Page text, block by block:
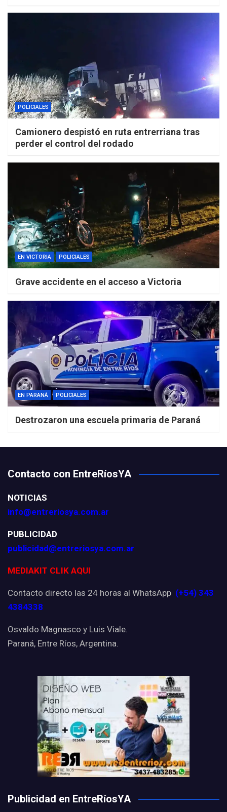
POLICIALES
Camionero despistó en ruta entrerriana tras
perder el control del rodado
EN VICTORIA POLICIALES
Grave accidente en el acceso a Victoria
EN PARANÁ POLICIALES
Destrozaron una escuela primaria de Paraná
Contacto con EntreRíosYA
NOTICIAS
info@entreriosya.com.ar
PUBLICIDAD
publicidad@entreriosya.com.ar
MEDIAKIT CLIK AQUI
Contacto directo las 24 horas al WhatsApp (+54) 343
4384338
Osvaldo Magnasco y Luis Viale.
Paraná, Entre Ríos, Argentina.
Publicidad en EntreRíosYA